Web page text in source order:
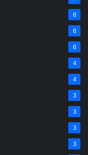
6
6
6
4
4
3
3
3
3